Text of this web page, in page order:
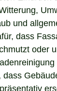
und
dass
oder